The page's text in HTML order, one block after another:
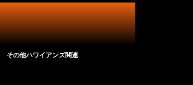
その他ハワイアンズ関連